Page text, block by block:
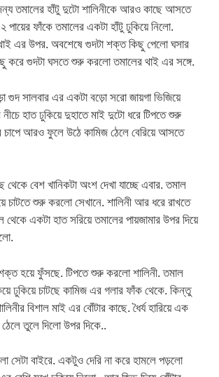
তমালের হাঁটু দুটো শালিনীকে আরও কাছে আসতে
২ পায়ের ফাঁকে তমালের একটা হাঁটু ঢুকিয়ে নিলো.
এর উপর. অবশেষে গুদটা শক্ত কিছু পেলো ঘসার
গুদটা ঘসতে শুরু করলো তমালের থাই এর সঙ্গে.
গুদ সালবার এর একটা বড়ো সরো জায়গা ভিজিয়ে
হাত ঢুকিয়ে দুহাতে মাই দুটো ধরে টিপতে শুরু
আরও ফুলে উঠে কামিজ ঠেলে বেরিয়ে আসতে
বেশ খানিকটা অংশ দেখা যাচ্ছে এবার. তমাল
চাটতে শুরু করলো সেখানে. শালিনী আর ধরে রাখতে
থেকে একটা হাত সরিয়ে তমালের পায়জামার উপর দিয়ে
হয়ে ফুঁসছে. টিপতে শুরু করলো শালিনী. তমাল
ঢুকিয়ে চাটছে কামিজ এর গলার ফাঁক থেকে. কিন্তু
বিশাল মাই এর বোঁটার কাছে. ধৈর্য হারিয়ে এক
তুলে দিলো উপর দিকে..
সেটা বাইরে. একটুও দেরি না করে হামলে পড়লো